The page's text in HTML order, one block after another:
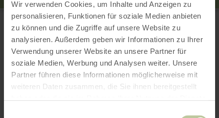
Wir verwenden Cookies, um Inhalte und Anzeigen zu
personalisieren, Funktionen für soziale Medien anbieten
zu können und die Zugriffe auf unsere Website zu
analysieren. Außerdem geben wir Informationen zu Ihrer
Verwendung unserer Website an unsere Partner für
soziale Medien, Werbung und Analysen weiter. Unsere
Partner führen diese Informationen möglicherweise mit
weiteren Daten zusammen, die Sie ihnen bereitgestellt
Sportfischereiverein 1962 Gemünd e.V.
Gemünder Str. 27
53937 Schleiden
(0049) 2445 911377
Webseite
Anreise planen
in Karte anzeigen